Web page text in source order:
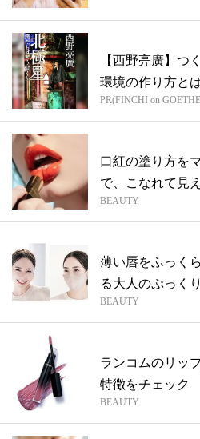
【西野亮廣】つ
環境の作り方と
PR(FINCHI on
口紅の塗り方を
で、こなれて見
BEAUTY
薄い唇をふっく
る大人のぷっく
BEAUTY
ランコムのリッ
特徴をチェック
BEAUTY